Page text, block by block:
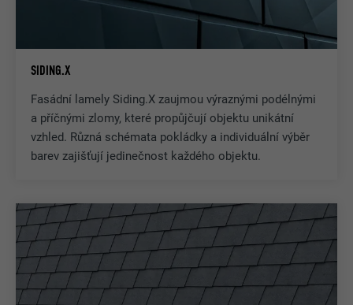
SIDING.X
Fasádní lamely Siding.X zaujmou výraznými podélnými
a příčnými zlomy, které propůjčují objektu unikátní
vzhled. Různá schémata pokládky a individuální výběr
barev zajišťují jedinečnost každého objektu.